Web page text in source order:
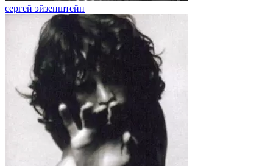
сергей эйзенштейн